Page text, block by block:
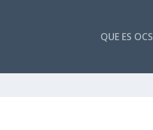
QUE ES